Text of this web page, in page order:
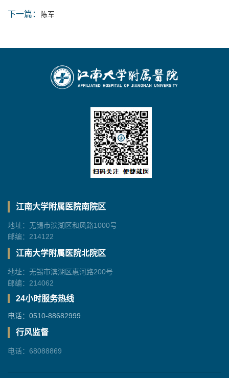
下一篇： 陈军
江南大学附属医院南院区
地址：无锡市滨湖区和风路1000号
邮编：214122
江南大学附属医院北院区
地址：无锡市滨湖区惠河路200号
邮编：214062
24小时服务热线
电话：0510-88682999
行风监督
电话：68088869